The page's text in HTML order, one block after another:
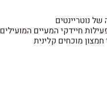
נוטריינטים
חיידקי המעיים המועילים